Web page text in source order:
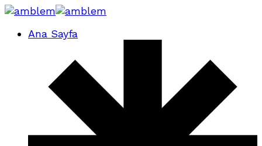
Ana Sayfa